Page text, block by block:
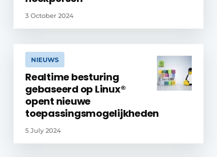
3 October 2024
NIEUWS
Realtime besturing
gebaseerd op Linux®
opent nieuwe
toepassingsmogelijkheden
5 July 2024